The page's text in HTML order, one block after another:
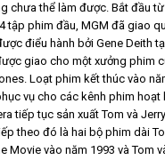
chưa thể làm được. Bắt đầu
tập phim đầu, MGM đã giao
điểu hành bởi Gene Deith
giao cho một xưởng phim
Loạt phim kết thúc vào
vụ cho các kênh phim hoạt
tiếp tục sản xuất Tom và
theo đó là hai bộ phim dài
Movie vào năm 1993 và Tom